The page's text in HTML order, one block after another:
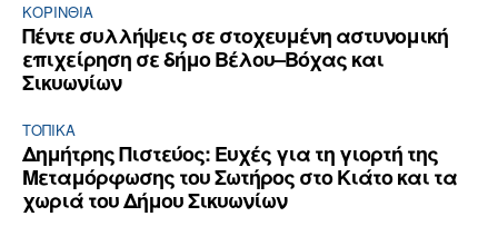
ΚΟΡΙΝΘΊΑ
Πέντε συλλήψεις σε στοχευμένη αστυνομική
επιχείρηση σε δήμο Βέλου–Βόχας και
Σικυωνίων
ΤΟΠΙΚΑ
Δημήτρης Πιστεύος: Ευχές για τη γιορτή της
Μεταμόρφωσης του Σωτήρος στο Κιάτο και τα
χωριά του Δήμου Σικυωνίων